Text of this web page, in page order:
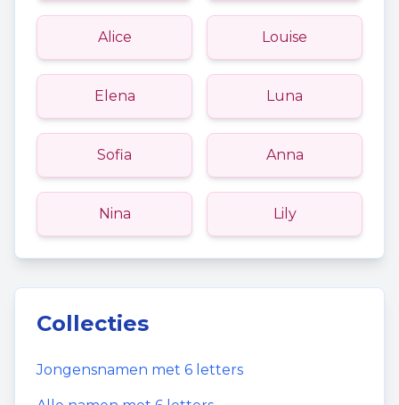
Alice Louise
Elena Luna
Sofia Anna
Nina Lily
Collecties
Jongensnamen met 6 letters